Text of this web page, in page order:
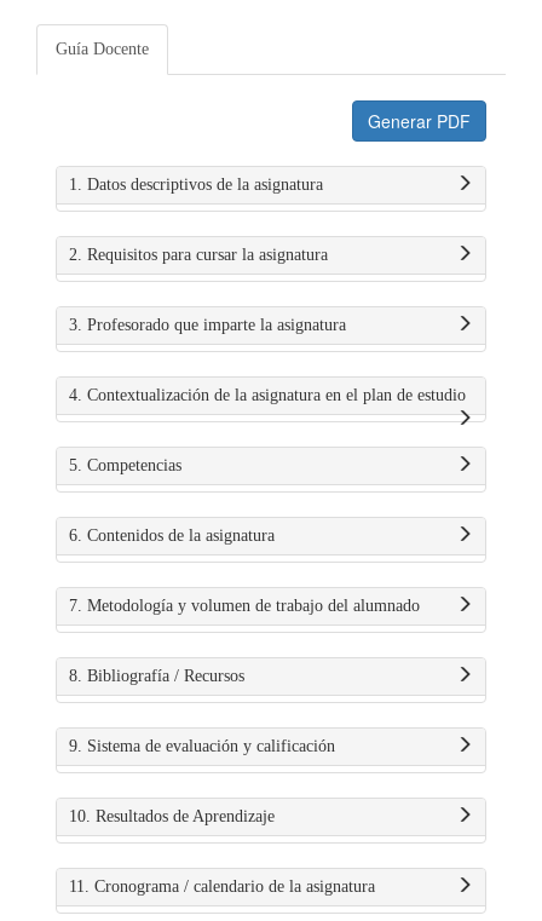
Guía Docente
Generar PDF
1. Datos descriptivos de la asignatura
2. Requisitos para cursar la asignatura
3. Profesorado que imparte la asignatura
4. Contextualización de la asignatura en el plan de estudio
5. Competencias
6. Contenidos de la asignatura
7. Metodología y volumen de trabajo del alumnado
8. Bibliografía / Recursos
9. Sistema de evaluación y calificación
10. Resultados de Aprendizaje
11. Cronograma / calendario de la asignatura